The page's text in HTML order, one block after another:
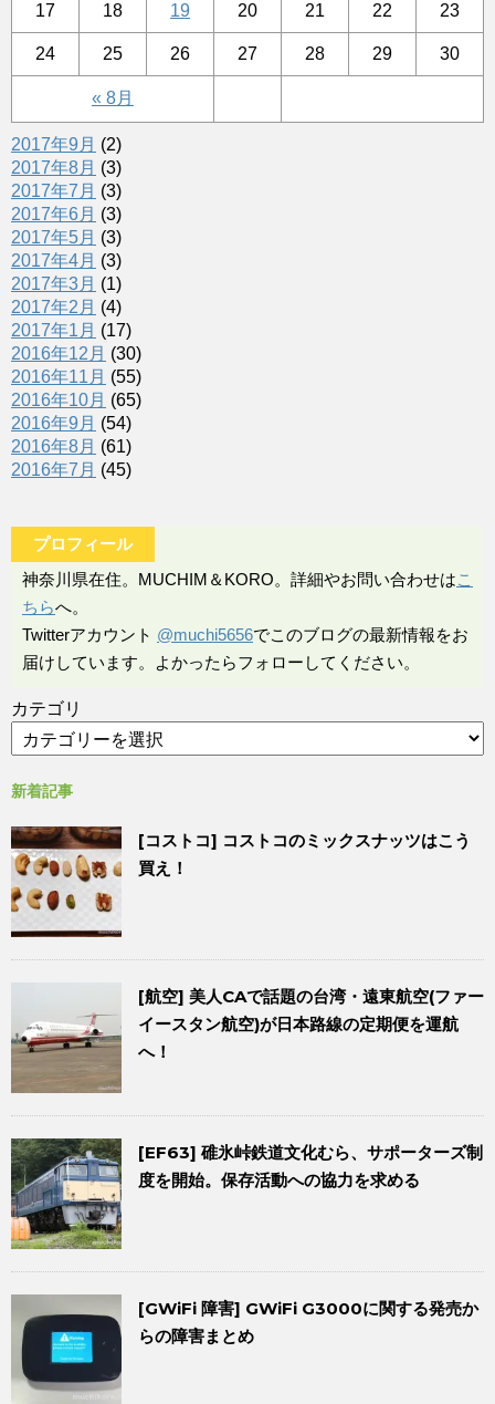
« 8月
17 18 19 20 21 22 23
24 25 26 27 28 29 30
2017年9月 (2)
2017年8月 (3)
2017年7月 (3)
2017年6月 (3)
2017年5月 (3)
2017年4月 (3)
2017年3月 (1)
2017年2月 (4)
2017年1月 (17)
2016年12月 (30)
2016年11月 (55)
2016年10月 (65)
2016年9月 (54)
2016年8月 (61)
2016年7月 (45)
プロフィール
神奈川県在住。MUCHIM＆KORO。詳細やお問い合わせはこ
ちらへ。
Twitterアカウント @muchi5656でこのブログの最新情報をお
届けしています。よかったらフォローしてください。
カテゴリ
新着記事
[コストコ] コストコのミックスナッツはこう
買え！
[航空] 美人CAで話題の台湾・遠東航空(ファー
イースタン航空)が日本路線の定期便を運航
へ！
[EF63] 碓氷峠鉄道文化むら、サポーターズ制
度を開始。保存活動への協力を求める
[GWiFi 障害] GWiFi G3000に関する発売か
らの障害まとめ